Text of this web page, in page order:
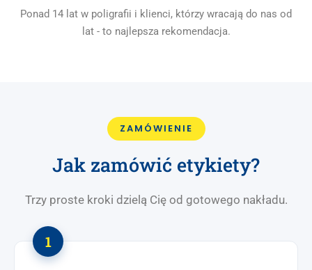
Ponad 14 lat w poligrafii i klienci, którzy wracają do nas od
lat - to najlepsza rekomendacja.
ZAMÓWIENIE
Jak zamówić etykiety?
Trzy proste kroki dzielą Cię od gotowego nakładu.